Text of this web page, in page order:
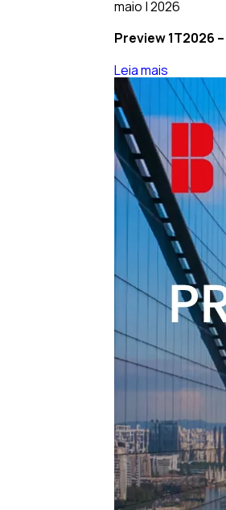
maio | 2026
Preview 1T2026
Leia mais